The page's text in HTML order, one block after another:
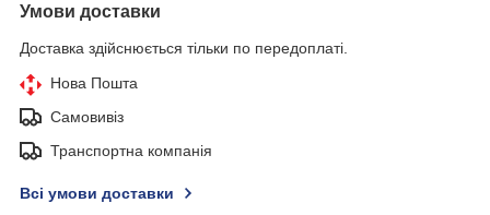
Умови доставки
Доставка здійснюється тільки по передоплаті.
Нова Пошта
Самовивіз
Транспортна компанія
Всі умови доставки